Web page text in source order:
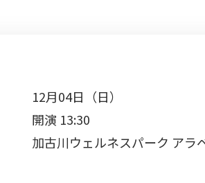
12月04日（日）
開演 13:30
加古川ウェルネスパーク アラ